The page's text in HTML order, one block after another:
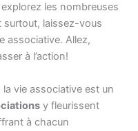
les nombreuses
surtout, laissez-vous
associative. Allez,
à l’action!
, la vie associative est un
y fleurissent
à chacun